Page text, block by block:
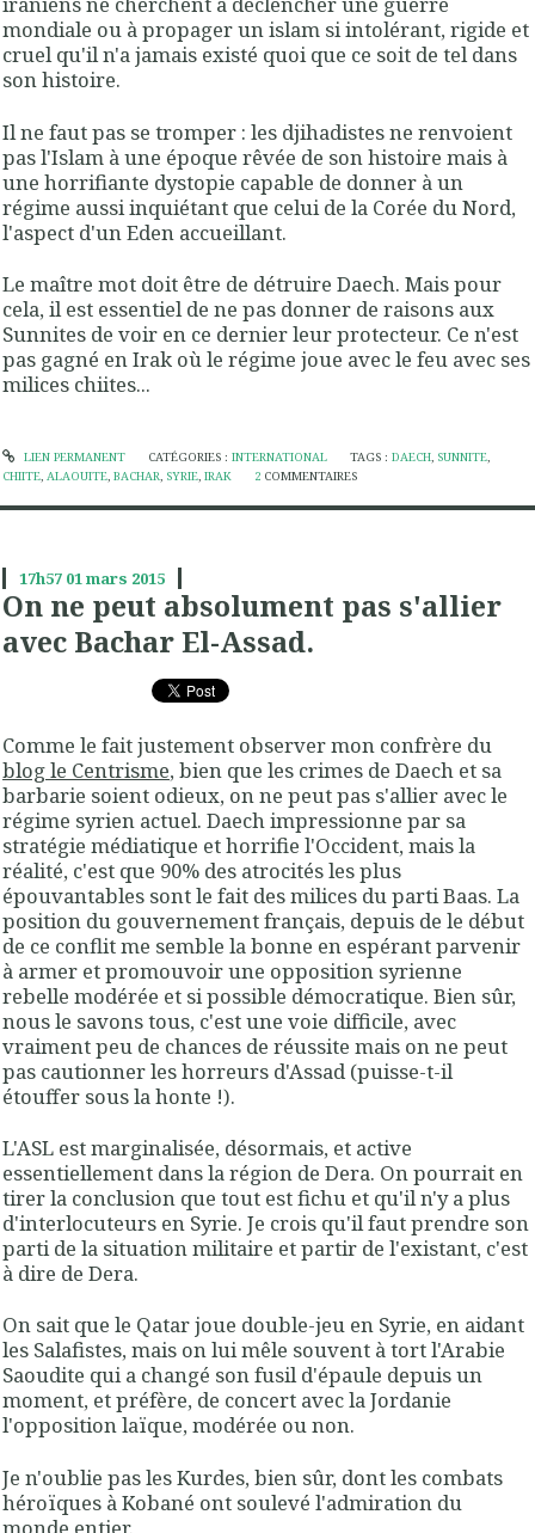
mondiale ou à propager un islam si intolérant, rigide et
cruel qu'il n'a jamais existé quoi que ce soit de tel dans
son histoire.
Il ne faut pas se tromper : les djihadistes ne renvoient
pas l'Islam à une époque rêvée de son histoire mais à
une horrifiante dystopie capable de donner à un
régime aussi inquiétant que celui de la Corée du Nord,
l'aspect d'un Eden accueillant.
Le maître mot doit être de détruire Daech. Mais pour
cela, il est essentiel de ne pas donner de raisons aux
Sunnites de voir en ce dernier leur protecteur. Ce n'est
pas gagné en Irak où le régime joue avec le feu avec ses
milices chiites...
LIEN PERMANENT CATÉGORIES : INTERNATIONAL TAGS :DAECH, SUNNITE,
CHIITE, ALAOUITE, BACHAR, SYRIE, IRAK 2 COMMENTAIRES
17h57 01mars 2015
On ne peut absolument pas s'allier
avec Bachar El-Assad.
Comme le fait justement observer mon confrère du
blog le Centrisme, bien que les crimes de Daech et sa
barbarie soient odieux, on ne peut pas s'allier avec le
régime syrien actuel. Daech impressionne par sa
stratégie médiatique et horrifie l'Occident, mais la
réalité, c'est que 90% des atrocités les plus
épouvantables sont le fait des milices du parti Baas. La
position du gouvernement français, depuis de le début
de ce conflit me semble la bonne en espérant parvenir
à armer et promouvoir une opposition syrienne
rebelle modérée et si possible démocratique. Bien sûr,
nous le savons tous, c'est une voie difficile, avec
vraiment peu de chances de réussite mais on ne peut
pas cautionner les horreurs d'Assad (puisse-t-il
étouffer sous la honte !).
L'ASL est marginalisée, désormais, et active
essentiellement dans la région de Dera. On pourrait en
tirer la conclusion que tout est fichu et qu'il n'y a plus
d'interlocuteurs en Syrie. Je crois qu'il faut prendre son
parti de la situation militaire et partir de l'existant, c'est
à dire de Dera.
On sait que le Qatar joue double-jeu en Syrie, en aidant
les Salafistes, mais on lui mêle souvent à tort l'Arabie
Saoudite qui a changé son fusil d'épaule depuis un
moment, et préfère, de concert avec la Jordanie
l'opposition laïque, modérée ou non.
Je n'oublie pas les Kurdes, bien sûr, dont les combats
héroïques à Kobané ont soulevé l'admiration du
monde entier.